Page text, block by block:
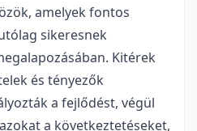
amelyek fontos
sikeresnek
Kitérek
és tényezők
a fejlődést, végül
a következtetéseket,